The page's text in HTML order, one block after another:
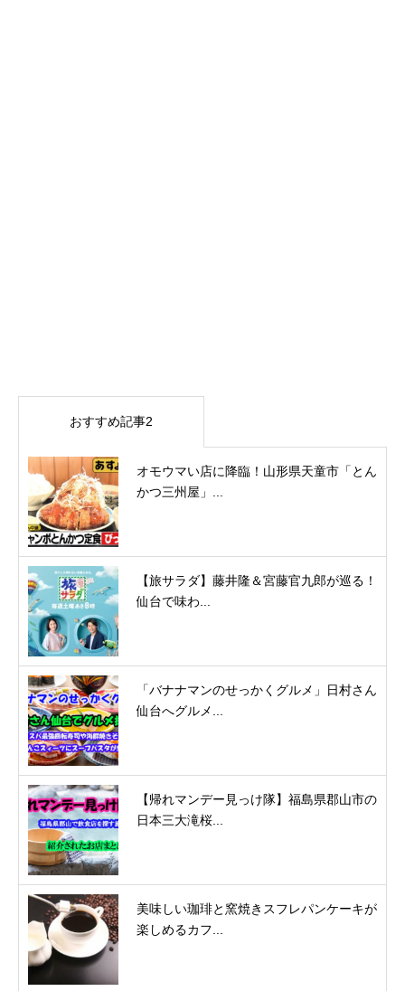
おすすめ記事2
オモウマい店に降臨！山形県天童市「とん
かつ三州屋」...
【旅サラダ】藤井隆＆宮藤官九郎が巡る！
仙台で味わ...
「バナナマンのせっかくグルメ」日村さん
仙台へグルメ...
【帰れマンデー見っけ隊】福島県郡山市の
日本三大滝桜...
美味しい珈琲と窯焼きスフレパンケーキが
楽しめるカフ...